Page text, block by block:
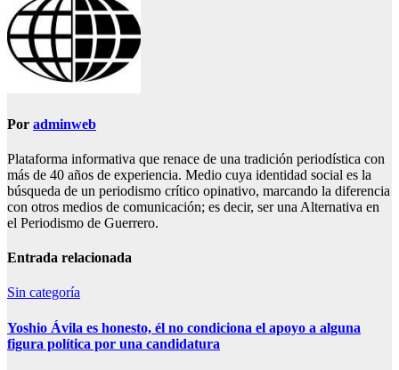
Por adminweb
Plataforma informativa que renace de una tradición periodística con
más de 40 años de experiencia. Medio cuya identidad social es la
búsqueda de un periodismo crítico opinativo, marcando la diferencia
con otros medios de comunicación; es decir, ser una Alternativa en
el Periodismo de Guerrero.
Entrada relacionada
Sin categoría
Yoshio Ávila es honesto, él no condiciona el apoyo a alguna
figura política por una candidatura